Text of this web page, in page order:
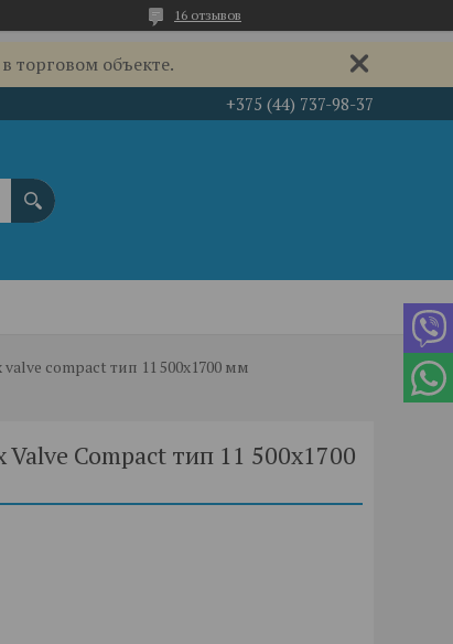
16 отзывов
торговом объекте.
+375 (44) 737-98-37
compact тип 11 500x1700 мм
Compact тип 11 500x1700